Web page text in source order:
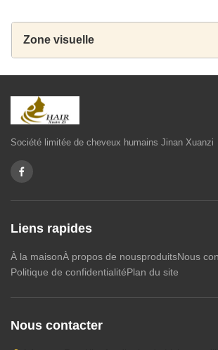
Zone visuelle
Perruque
fermeture des cheveux
Boucle de cheveux humains brésiliens
Société limitée de cheveux humains Jinan Xuanzi
Liens rapides
À la maisonÀ propos de nousproduitsNous
Politique de confidentialitéPlan du site
Nous contacter